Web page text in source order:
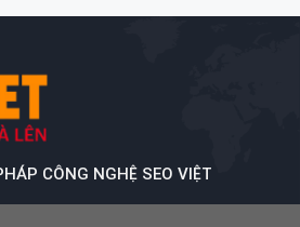
CÔNG NGHỆ SEO VIỆT